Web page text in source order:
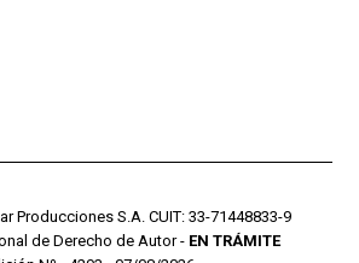
Producciones S.A. CUIT: 33-71448833-9
de Derecho de Autor - EN TRÁMITE